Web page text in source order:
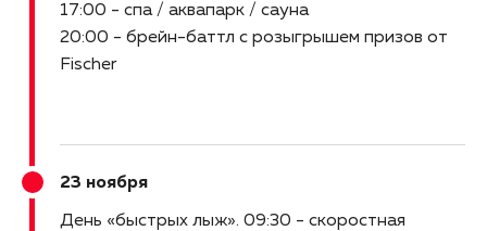
17:00 - спа / аквапарк / сауна
20:00 - брейн-баттл с розыгрышем призов от
Fischer
23 ноября
День «быстрых лыж» 09:30 - скоростная